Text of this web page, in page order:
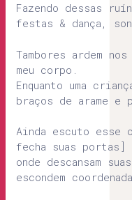
Fazendo dessas
festas & dança,
Tambores ardem
meu corpo.
Enquanto uma
braços de arame e
Ainda escuto esse
fecha suas portas]
onde descansam
escondem